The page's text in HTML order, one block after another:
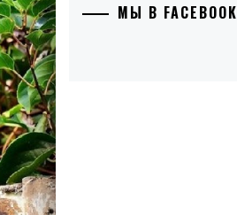
МЫ В FACEBOOK